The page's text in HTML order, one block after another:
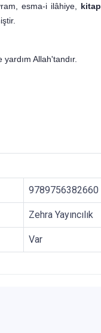
esma-i ilâhiye, kitap
Allah'tandır.
9789756382660
Zehra Yayıncılık
Var